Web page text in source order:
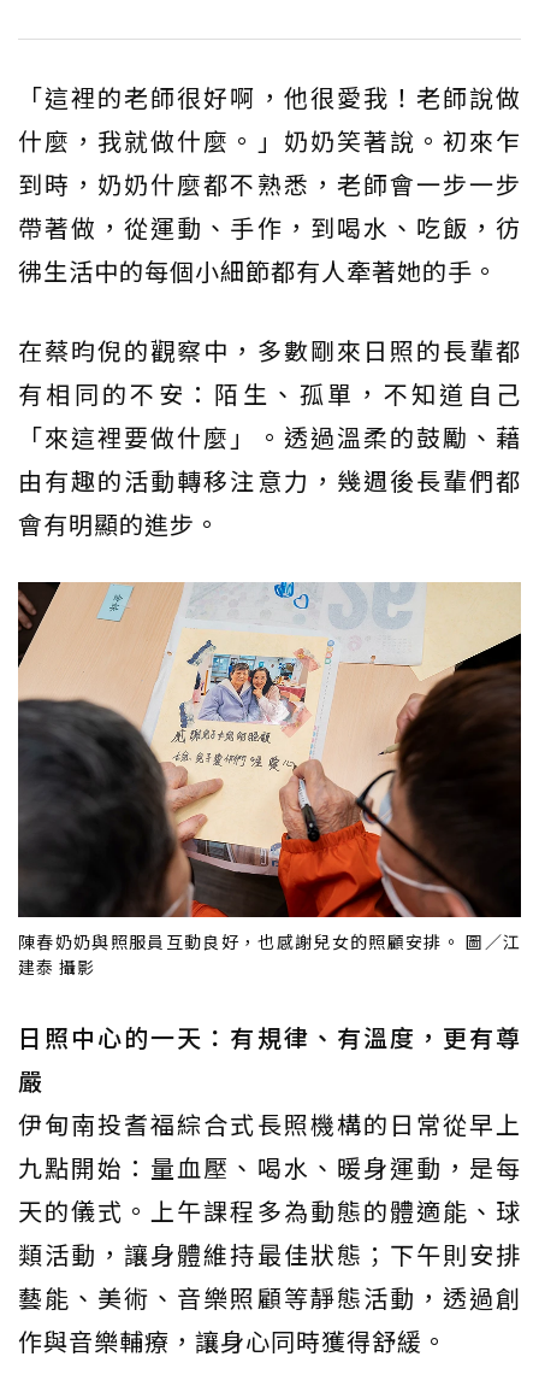
「這裡的老師很好啊，他很愛我！老師說做
什麼，我就做什麼。」奶奶笑著說。初來乍
到時，奶奶什麼都不熟悉，老師會一步一步
帶著做，從運動、手作，到喝水、吃飯，彷
彿生活中的每個小細節都有人牽著她的手。
在蔡昀倪的觀察中，多數剛來日照的長輩都
有相同的不安：陌生、孤單，不知道自己
「來這裡要做什麼」。透過溫柔的鼓勵、藉
由有趣的活動轉移注意力，幾週後長輩們都
會有明顯的進步。
陳春奶奶與照服員互動良好，也感謝兒女的照顧安排。 圖／江
建泰 攝影
日照中心的一天：有規律、有溫度，更有尊
嚴
伊甸南投耆福綜合式長照機構的日常從早上
九點開始：量血壓、喝水、暖身運動，是每
天的儀式。上午課程多為動態的體適能、球
類活動，讓身體維持最佳狀態；下午則安排
藝能、美術、音樂照顧等靜態活動，透過創
作與音樂輔療，讓身心同時獲得舒緩。